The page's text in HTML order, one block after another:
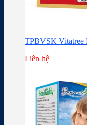
TPBVSK Vitatree
Liên hệ